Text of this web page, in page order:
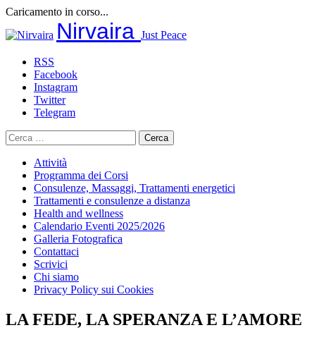
Caricamento in corso...
al
Nirvaira Just Peace
RSS
Facebook
Instagram
Twitter
Telegram
Ricerca
per:
Attività
Programma dei Corsi
Consulenze, Massaggi, Trattamenti energetici
Trattamenti e consulenze a distanza
Health and wellness
Calendario Eventi 2025/2026
Galleria Fotografica
Contattaci
Scrivici
Chi siamo
Privacy Policy sui Cookies
LA FEDE, LA SPERANZA E L’AMORE